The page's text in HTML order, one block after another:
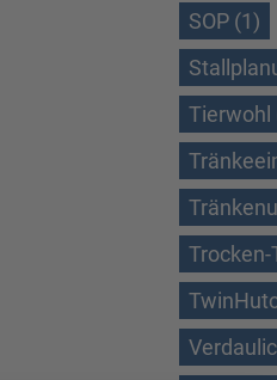
SOP (1)
Tierwohl
Trocken-